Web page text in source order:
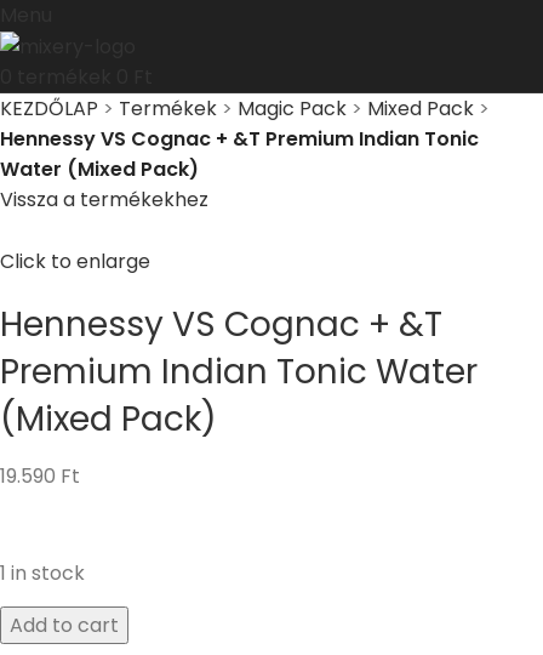
KEZDŐLAP > Termékek > Magic Pack > Mixed Pack >
Hennessy VS Cognac + &T Premium Indian Tonic
Water (Mixed Pack)
Vissza a termékekhez
Click to enlarge
Hennessy VS Cognac + &T
Premium Indian Tonic Water
(Mixed Pack)
19.590 Ft
1 in stock
Add to cart